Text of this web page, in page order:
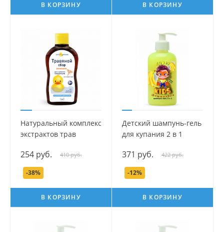
В КОРЗИНУ В КОРЗИНУ
Натуральный комплекс
экстрактов трав
младенцев серии Мой
утенок, 250 мл.
254 руб. 410 руб.
-38%
В КОРЗИНУ
Детский шампунь-гель
для купания 2 в 1
300 мл.
371 руб. 422 руб.
-12%
В КОРЗИНУ